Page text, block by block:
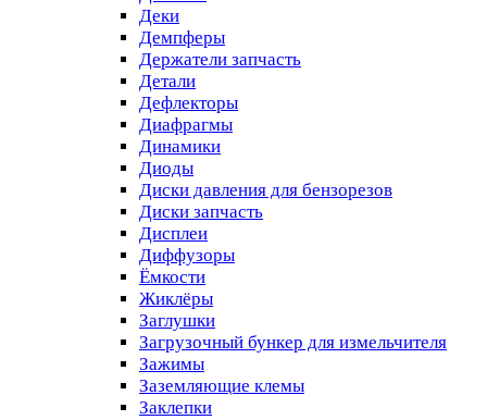
Деки
Демпферы
Держатели запчасть
Детали
Дефлекторы
Диафрагмы
Динамики
Диоды
Диски давления для бензорезов
Диски запчасть
Дисплеи
Диффузоры
Ёмкости
Жиклёры
Заглушки
Загрузочный бункер для измельчителя
Зажимы
Заземляющие клемы
Заклепки